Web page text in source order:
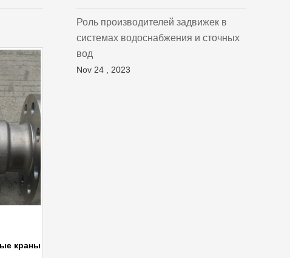
краны
Роль производителей задвижек в
системах водоснабжения и сточных
вод
Nov 24 , 2023